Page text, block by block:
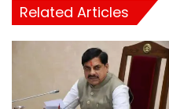
Related Articles